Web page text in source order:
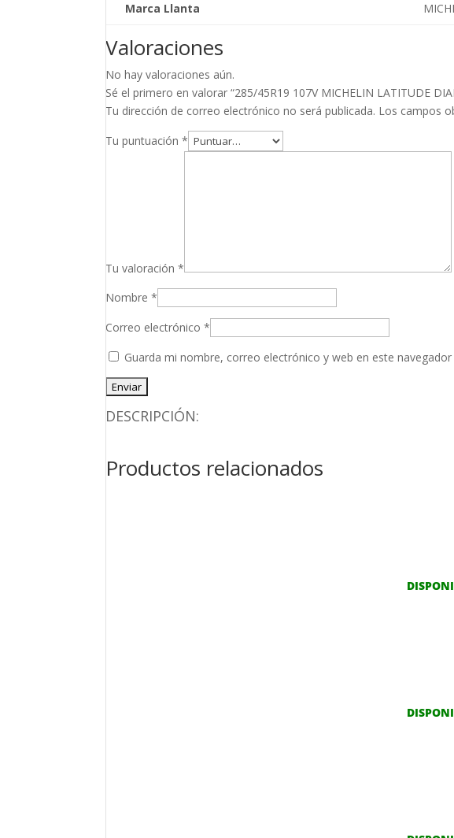
Marca Llanta
Valoraciones
No hay valoraciones aún.
Sé el primero en valorar “285/45R19 107V MICHELIN LATITUDE
Tu dirección de correo electrónico no será publicada. Los campos
Tu puntuación*
Tu valoración*
Nombre*
Correo electrónico*
Guarda mi nombre, correo electrónico y web en este
DESCRIPCIÓN:
Productos relacionados